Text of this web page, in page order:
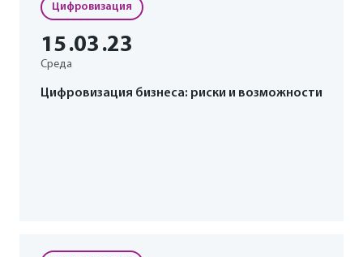
Цифровизация
15.03 .23
Среда
Цифровизация бизнеса: риски и возможности